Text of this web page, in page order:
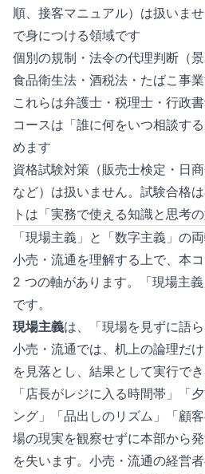
順、接客マニュアル）は扱いま
で身につける領域です
個別の規制・法令の代理判断（
食品衛生法・酒税法・たばこ事
これらは弁護士・税理士・行政
コースは「誰に何をいつ相談す
めます
資格試験対策（販売士検定・日
など）は扱いません。試験合格
トは「実務で使える知識と思考
「現場主義」と「数字主義」の
小売・流通を理解する上で、本
2 つの軸があります。「現場主
です。
現場主義は、「現場を見ずに語
小売・流通では、机上の論理だ
を見落とし、結果として実行で
「店長がレジに入る時間帯」「
ング」「品出しのリズム」「顧
場の現実を観察せずに本部から
を失います。小売・流通の経営